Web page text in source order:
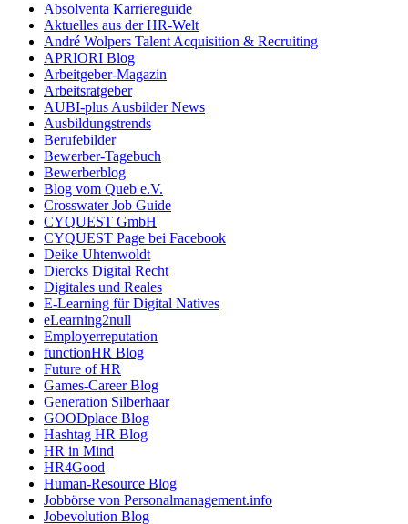
Absolventa Karriereguide
Aktuelles aus der HR-Welt
André Wolpers Talent Acquisition & Recruiting
APRIORI Blog
Arbeitgeber-Magazin
Arbeitsratgeber
AUBI-plus Ausbilder News
Ausbildungstrends
Berufebilder
Bewerber-Tagebuch
Bewerberblog
Blog vom Queb e.V.
Crosswater Job Guide
CYQUEST GmbH
CYQUEST Page bei Facebook
Deike Uhtenwoldt
Diercks Digital Recht
Digitales und Reales
E-Learning für Digital Natives
eLearning2null
Employerreputation
functionHR Blog
Future of HR
Games-Career Blog
Generation Silberhaar
GOODplace Blog
Hashtag HR Blog
HR in Mind
HR4Good
Human-Resource Blog
Jobbörse von Personalmanagement.info
Jobevolution Blog